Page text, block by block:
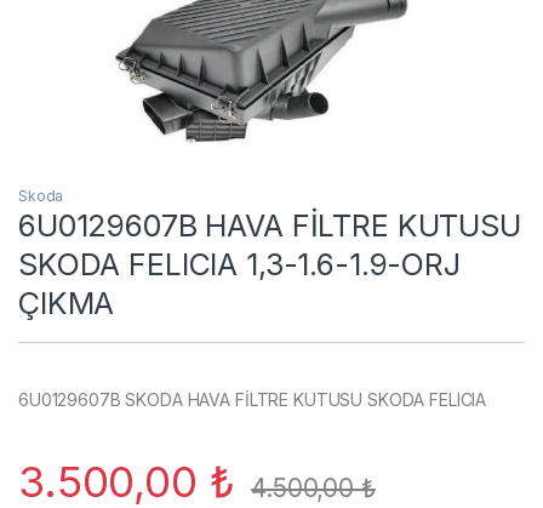
Skoda
6U0129607B HAVA FİLTRE KUTUSU
SKODA FELICIA 1,3-1.6-1.9-ORJ
ÇIKMA
6U0129607B SKODA HAVA FİLTRE KUTUSU SKODA FELICIA
3.500,00 ₺ 4.500,00₺